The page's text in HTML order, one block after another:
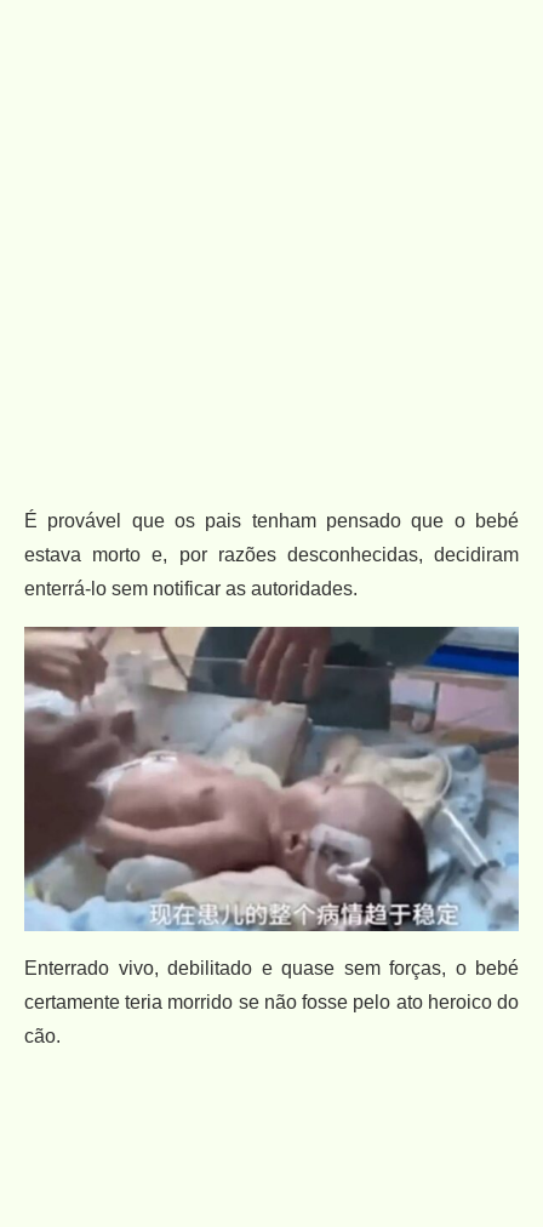
É provável que os pais tenham pensado que o bebé
estava morto e, por razões desconhecidas, decidiram
enterrá-lo sem notificar as autoridades.
Enterrado vivo, debilitado e quase sem forças, o bebé
certamente teria morrido se não fosse pelo ato heroico do
cão.